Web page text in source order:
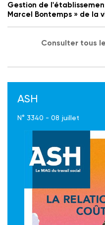
Gestion de
Marcel Bontemps » de la
Consulter tous
ASH
N° 3340 - 08 juillet